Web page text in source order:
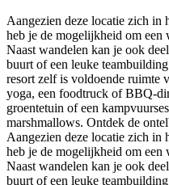
Aangezien deze locatie zich in
heb je de mogelijkheid om een
Naast wandelen kan je ook
buurt of een leuke
resort zelf is voldoende ruimte
yoga, een foodtruck of BBQ-
groentetuin of een
marshmallows. Ontdek de
Aangezien deze locatie zich in
heb je de mogelijkheid om een
Naast wandelen kan je ook
buurt of een leuke